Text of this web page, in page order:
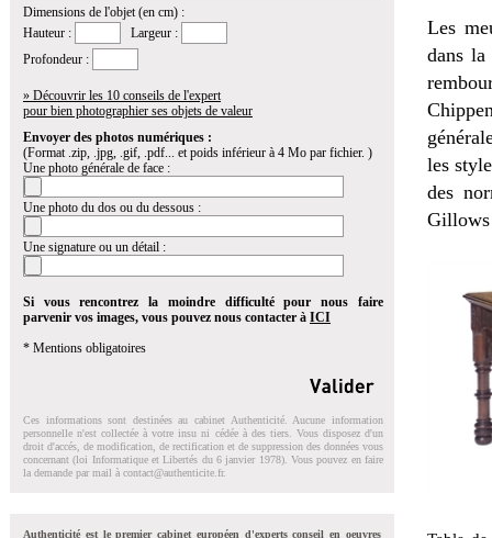
Dimensions de l'objet (en cm) :
Hauteur :
Largeur :
Profondeur :
» Découvrir les 10 conseils de l'expert
pour bien photographier ses objets de valeur
Envoyer des photos numériques :
(Format .zip, .jpg, .gif, .pdf... et poids inférieur à 4 Mo par fichier. )
Une photo générale de face :
Une photo du dos ou du dessous :
Une signature ou un détail :
Si vous rencontrez la moindre difficulté pour nous faire
parvenir vos images, vous pouvez nous contacter à ICI
* Mentions obligatoires
Ces informations sont destinées au cabinet Authenticité. Aucune information
personnelle n'est collectée à votre insu ni cédée à des tiers. Vous disposez d'un
droit d'accés, de modification, de rectification et de suppression des données vous
concernant (loi Informatique et Libertés du 6 janvier 1978). Vous pouvez en faire
la demande par mail à contact@authenticite.fr.
Authenticité est le premier cabinet européen d'experts conseil en oeuvres
Les
dans la
les
des
Gillows